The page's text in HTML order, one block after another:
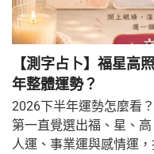
【測字占卜】福星高
年整體運勢？
2026下半年運勢怎麼看
第一直覺選出福、星、
人運、事業運與感情運